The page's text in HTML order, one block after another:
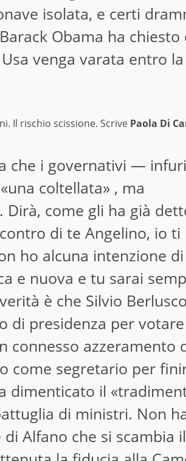
isolata, e certi
Obama ha chiesto
venga varata entro
Il rischio scissione. Scrive Paola Di
che i governativi —
coltellata» , ma
Dirà, come gli ha già
di te Angelino, io ti
ho alcuna intenzione di
e nuova e tu sarai
è che Silvio
di presidenza per
connesso azzeramento
come segretario per
il
di ministri. Non
Alfano che si scambia il